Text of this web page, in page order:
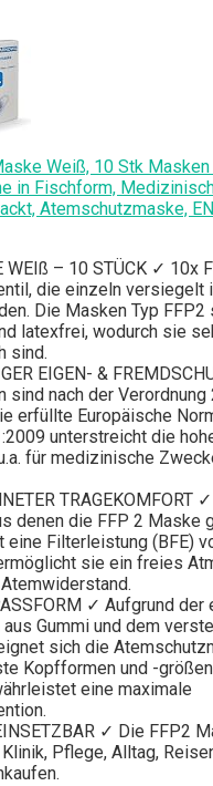
Weiß, 10 Stk
in Fischform,
Atemschutzmaske,
WEIß – 10 STÜCK ✓ 10x
die einzeln versiegelt
Die Masken Typ FFP2
latexfrei, wodurch sie
sind.
EIGEN- &
sind nach der
erfüllte Europäische
unterstreicht die
für medizinische
TRAGEKOMFORT
denen die FFP 2 Maske
Filterleistung (BFE)
sie ein freies
✓ Aufgrund der
Gummi und dem
sich die
Kopfformen und -
eine maximale
✓ Die FFP2
Pflege, Alltag,